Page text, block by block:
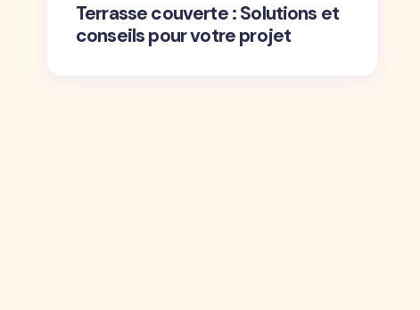
Terrasse couverte : Solutions et
conseils pour votre projet